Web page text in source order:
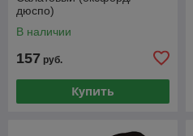
дюспо)
В наличии
157 руб.
Купить